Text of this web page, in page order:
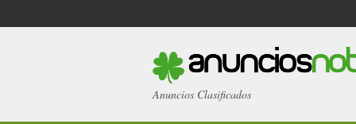
Anuncios Clasificados